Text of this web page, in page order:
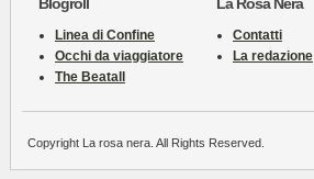
Linea di Confine
Occhi da viaggiatore
The Beatall
Contatti
La redazione
Copyright La rosa nera. All Rights Reserved.